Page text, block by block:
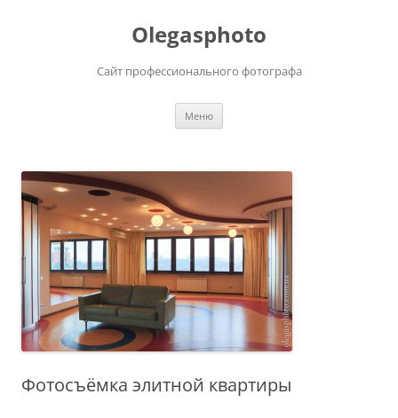
Olegasphoto
Сайт профессионального фотографа
Меню
Фотосъёмка элитной квартиры